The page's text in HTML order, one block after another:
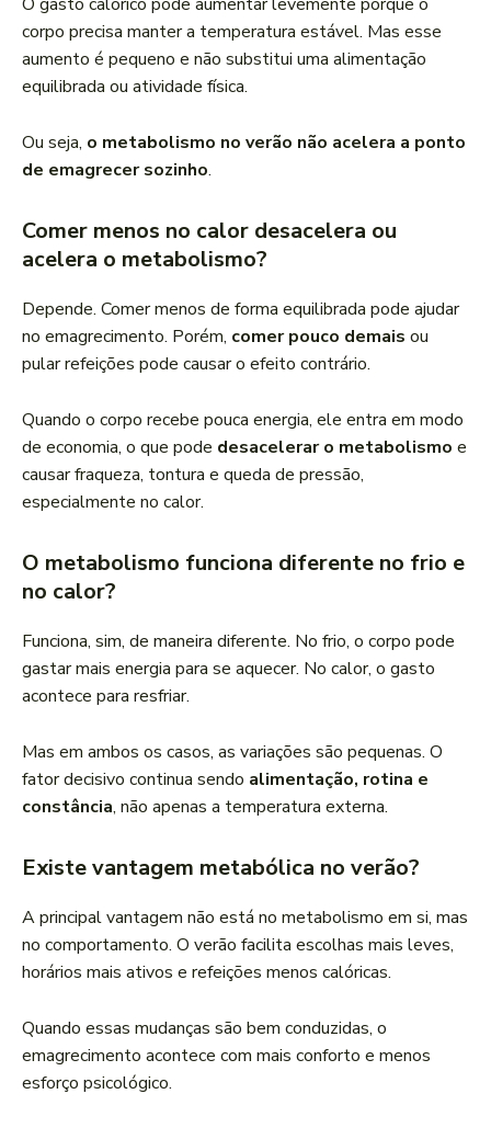
corpo precisa manter a temperatura estável. Mas esse
aumento é pequeno e não substitui uma alimentação
equilibrada ou atividade física.
Ou seja, o metabolismo no verão não acelera a ponto
de emagrecer sozinho.
Comer menos no calor desacelera ou
acelera o metabolismo?
Depende. Comer menos de forma equilibrada pode ajudar
no emagrecimento. Porém, comer pouco demais ou
pular refeições pode causar o efeito contrário.
Quando o corpo recebe pouca energia, ele entra em modo
de economia, o que pode desacelerar o metabolismo e
causar fraqueza, tontura e queda de pressão,
especialmente no calor.
O metabolismo funciona diferente no frio e
no calor?
Funciona, sim, de maneira diferente. No frio, o corpo pode
gastar mais energia para se aquecer. No calor, o gasto
acontece para resfriar.
Mas em ambos os casos, as variações são pequenas. O
fator decisivo continua sendo alimentação, rotina e
constância, não apenas a temperatura externa.
Existe vantagem metabólica no verão?
A principal vantagem não está no metabolismo em si, mas
no comportamento. O verão facilita escolhas mais leves,
horários mais ativos e refeições menos calóricas.
Quando essas mudanças são bem conduzidas, o
emagrecimento acontece com mais conforto e menos
esforço psicológico.